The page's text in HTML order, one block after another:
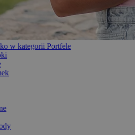
w kategorii Portfele